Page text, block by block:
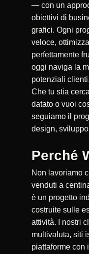
— con un
obiettivi di
grafici. Ogni
veloce,
perfettamente
oggi naviga la
potenziali clienti.
Che tu stia
datato o vuoi
seguiamo il
design,
Perché
Non lavoriamo
venduti a
è un progetto
costruite sulle
attività. I nostri
multivaluta, siti
piattaforme con